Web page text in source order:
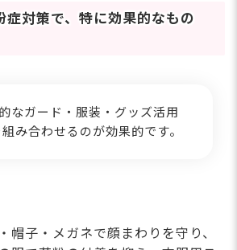
症対策で、特に効果的なもの
なガード・服装・グッズ活用
み合わせるのが効果的です。
帽子・メガネで顔まわりを守り、